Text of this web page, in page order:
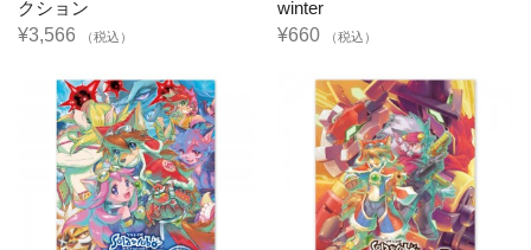
クション
¥3,566
（税込）
winter
¥660
（税込）